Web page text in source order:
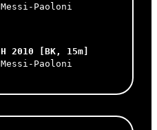
Messi-Paoloni
H 2010 [BK, 15m]
Messi-Paoloni